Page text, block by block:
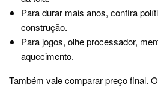
Para durar mais anos, confira
construção.
Para jogos, olhe processador,
aquecimento.
Também vale comparar preço final.